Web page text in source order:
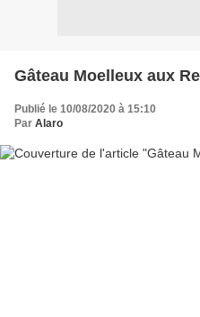
Gâteau Moelleux aux
Publié le 10/08/2020 à 15:10
Par Alaro